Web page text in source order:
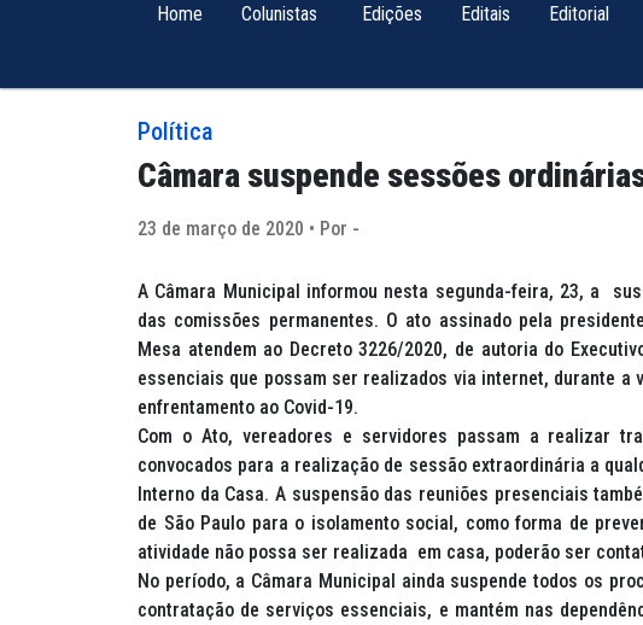
Home Colunistas Edições Editais Editorial
Política
Câmara suspende sessões
23 de março de 2020 • Por -
A Câmara Municipal informou nesta segunda-feira, 23, a
das comissões permanentes. O ato assinado pela
Mesa atendem ao Decreto 3226/2020, de autoria do
essenciais que possam ser realizados via internet, durante a
enfrentamento ao Covid-19.
Com o Ato, vereadores e servidores passam a realizar
convocados para a realização de sessão extraordinária a
Interno da Casa. A suspensão das reuniões presenciais
de São Paulo para o isolamento social, como forma de
atividade não possa ser realizada em casa, poderão ser
No período, a Câmara Municipal ainda suspende todos os
contratação de serviços essenciais, e mantém nas